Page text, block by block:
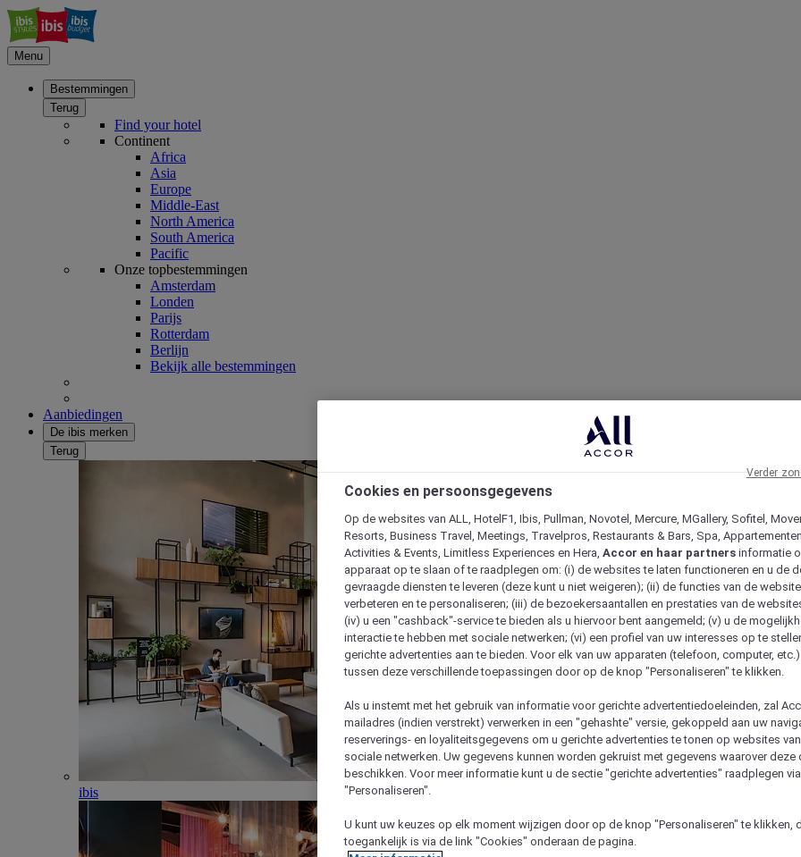
Menu
Bestemmingen
Terug
Find your hotel
Continent
Africa
Asia
Europe
Middle-East
North America
South America
Pacific
Onze topbestemmingen
Amsterdam
Londen
Parijs
Rotterdam
Berlijn
Bekijk alle bestemmingen
Aanbiedingen
De ibis merken
Terug
ibis
Cookies en persoonsgegevens
Op de websites van ALL, HotelF1, Ibis, Pullman, Novotel, Mercure, MGallery, Sofitel,
Resorts, Business Travel, Meetings, Travelpros, Restaurants & Bars, Spa,
Activities & Events, Limitless Experiences en Hera, Accor en haar partners informatie
apparaat op te slaan of te raadplegen om: (i) de websites te laten functioneren en u de
gevraagde diensten te leveren (deze kunt u niet weigeren); (ii) de functies van de
verbeteren en te personaliseren; (iii) de bezoekersaantallen en prestaties van de
(iv) u een "cashback"-service te bieden als u hiervoor bent aangemeld; (v) u de
interactie te hebben met sociale netwerken; (vi) een profiel van uw interesses op te
gerichte advertenties aan te bieden. Voor elk van uw apparaten (telefoon, computer,
tussen deze verschillende toepassingen door op de knop "Personaliseren" te klikken.
Als u instemt met het gebruik van informatie voor gerichte advertentiedoeleinden, zal
mailadres (indien verstrekt) verwerken in een "gehashte" versie, gekoppeld aan uw
reserverings- en loyaliteitsgegevens om u gerichte advertenties te tonen op websites
sociale netwerken. Uw gegevens kunnen worden gekruist met gegevens waarover deze
beschikken. Voor meer informatie kunt u de sectie "gerichte advertenties" raadplegen
"Personaliseren".
U kunt uw keuzes op elk moment wijzigen door op de knop "Personaliseren" te klikken,
toegankelijk is via de link "Cookies" onderaan de pagina.
Verder